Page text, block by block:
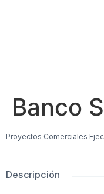
Banco
Proyectos Comerciales
Descripción